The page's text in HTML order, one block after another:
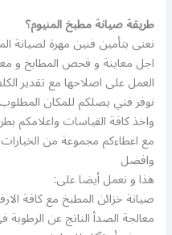
طريقة صيانة مطبخ المنيوم؟
نعنى بتأمين فنين مهرة لصيانة
اجل معاينة و فحص المطابخ و
العمل على اصلاحها مع تقدير
نوفر فني يصلكم للمكان
واخذ كافة القياسات واعلامكم
مع اعطاءكم مجموعة من الخيارات
وافضل
هذا و نعمل أيضا على:
صيانة خزائن المطبخ مع كافة
معالجة الصدأ الناتج عن